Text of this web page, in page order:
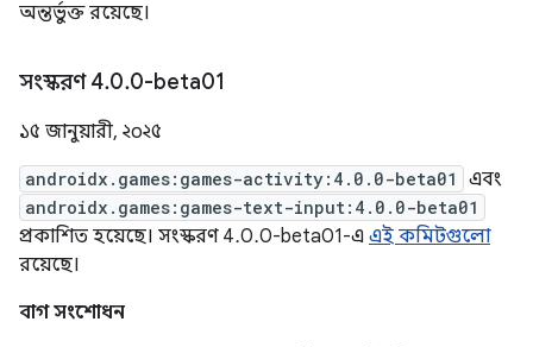
অন্তর্ভুক্ত রয়েছে।
সংস্করণ 4.0.0-beta01
১৫ জানুয়ারী, ২০২৫
androidx.games:games-activity:4.0.0-beta01 এবং
androidx.games:games-text-input:4.0.0-beta01
প্রকাশিত হয়েছে। সংস্করণ 4.0.0-beta01-এ এই কমিটগুলো
রয়েছে।
বাগ সংশোধন